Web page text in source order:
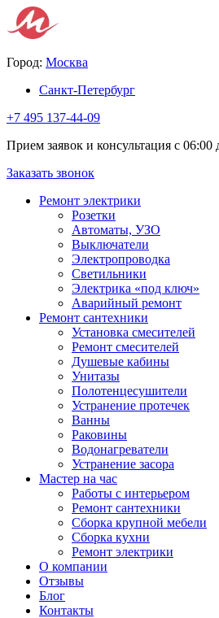
Город: Москва
Санкт-Петербург
+7 495 137-44-09
Прием заявок и консультация с 06:00
Заказать звонок
Ремонт электрики
Розетки
Автоматы, УЗО
Выключатели
Электропроводка
Светильники
Электрика «под ключ»
Аварийный ремонт
Ремонт сантехники
Установка смесителей
Ремонт смесителей
Душевые кабины
Унитазы
Полотенцесушители
Устранение протечек
Ванны
Раковины
Водонагреватели
Устранение засора
Мастер на час
Работы с интерьером
Ремонт сантехники
Сборка крупной мебели
Сборка кухни
Ремонт электрики
О компании
Отзывы
Блог
Контакты